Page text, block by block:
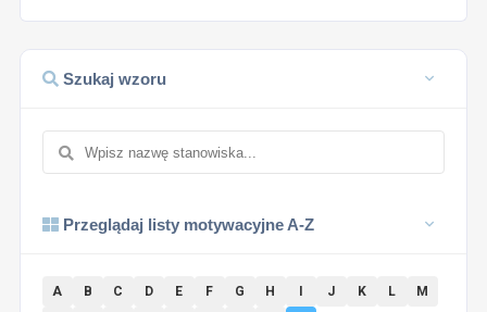
Szukaj wzoru
Przeglądaj listy motywacyjne A-Z
A B C D E F G H J K L
M